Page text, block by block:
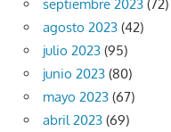
septiembre 2023 (72)
agosto 2023 (42)
julio 2023 (95)
junio 2023 (80)
mayo 2023 (67)
abril 2023 (69)